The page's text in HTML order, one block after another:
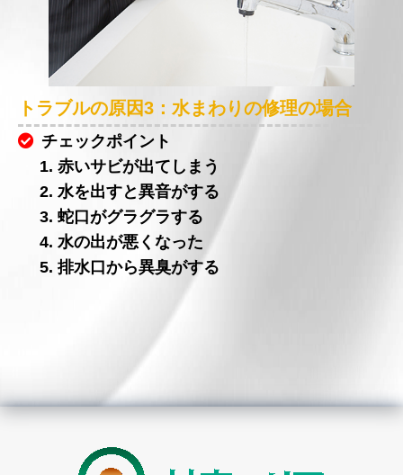
トラブルの原因3：水まわりの修理の場合
チェックポイント
1. 赤いサビが出てしまう
2. 水を出すと異音がする
3. 蛇口がグラグラする
4. 水の出が悪くなった
5. 排水口から異臭がする